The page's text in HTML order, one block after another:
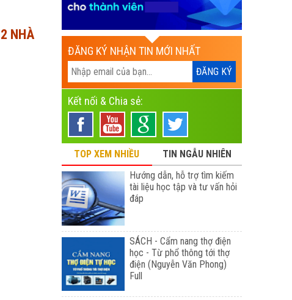
NHÀ
ĐĂNG KÝ NHẬN TIN MỚI NHẤT
Kết nối & Chia sẻ:
TOP XEM NHIỀU
TIN NGẪU NHIÊN
Hướng dẫn, hỗ trợ tìm kiếm
tài liệu học tập và tư vấn hỏi
đáp
SÁCH - Cẩm nang thợ điện
học - Từ phổ thông tới thợ
điện (Nguyễn Văn Phong)
Full